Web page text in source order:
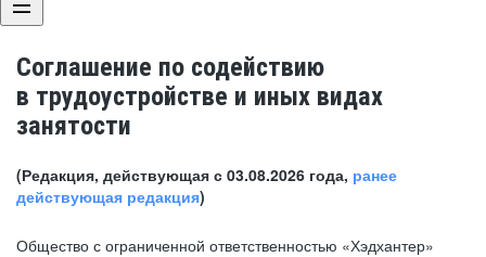
Соглашение по содействию
в трудоустройстве и иных видах
занятости
(Редакция, действующая с 03.08.2026 года, ранее
действующая редакция)
Общество с ограниченной ответственностью «Хэдхантер»